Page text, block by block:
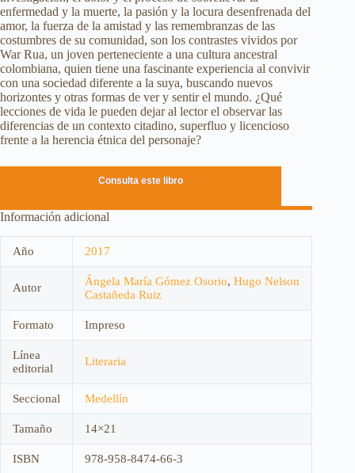
enfermedad y la muerte, la pasión y la locura desenfrenada del
amor, la fuerza de la amistad y las remembranzas de las
costumbres de su comunidad, son los contrastes vividos por
War Rua, un joven perteneciente a una cultura ancestral
colombiana, quien tiene una fascinante experiencia al convivir
con una sociedad diferente a la suya, buscando nuevos
horizontes y otras formas de ver y sentir el mundo. ¿Qué
lecciones de vida le pueden dejar al lector el observar las
diferencias de un contexto citadino, superfluo y licencioso
frente a la herencia étnica del personaje?
Consulta este libro
Información adicional
Año 2017
Autor Ángela María Gómez Osorio, Hugo Nelson
Castañeda Ruiz
Formato Impreso
Línea
editorial
Literaria
Seccional Medellín
Tamaño 14×21
ISBN 978-958-8474-66-3